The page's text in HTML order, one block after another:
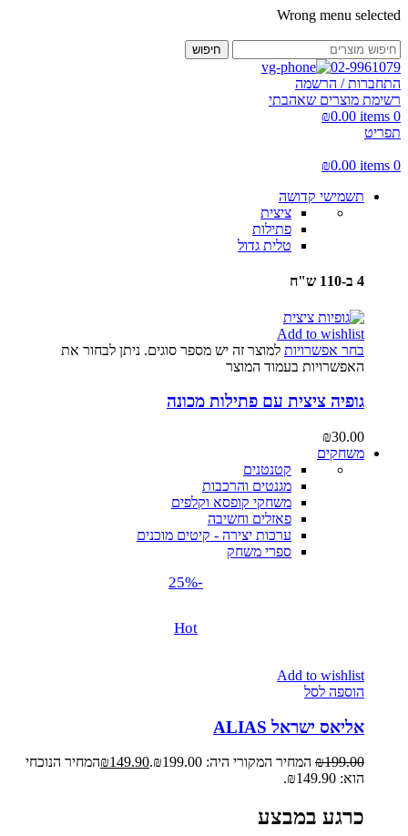
Wrong menu selected
חיפוש
02-9961079
התחברות / הרשמה
רשימת מוצרים שאהבתי
0
items
₪0.00
תפריט
0
items
₪0.00
תשמישי קדושה
ציצית
פתילות
טלית גדול
4 ב-110 ש"ח
Add to wishlist
בחר אפשרויות למוצר זה יש מספר סוגים. ניתן לבחור את
האפשרויות בעמוד המוצר
גופיה ציצית עם פתילות מכונה
₪30.00
משחקים
קטנטנים
מגנטים והרכבות
משחקי קופסא וקלפים
פאזלים וחשיבה
ערכות יצירה - קיטים מוכנים
ספרי משחק
-25%
Hot
Add to wishlist
הוספה לסל
אליאס ישראל ALIAS
₪199.00 המחיר המקורי היה: ₪199.00. ₪149.90
המחיר הנוכחי
הוא: ₪149.90.
כרגע במבצע